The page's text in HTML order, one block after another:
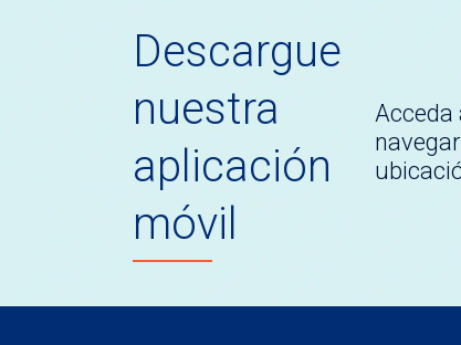
Descargue
nuestra
aplicación
móvil